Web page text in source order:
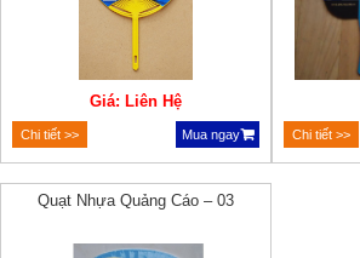
Giá: Liên Hệ
Chi tiết >> Mua ngay Chi tiết >>
Quạt Nhựa Quảng Cáo – 03